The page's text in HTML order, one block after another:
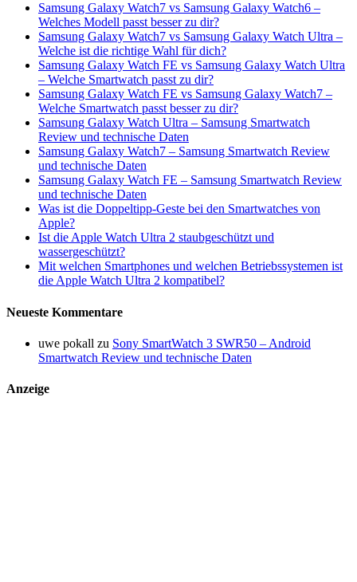
Samsung Galaxy Watch7 vs Samsung Galaxy Watch6 –
Welches Modell passt besser zu dir?
Samsung Galaxy Watch7 vs Samsung Galaxy Watch Ultra –
Welche ist die richtige Wahl für dich?
Samsung Galaxy Watch FE vs Samsung Galaxy Watch Ultra
– Welche Smartwatch passt zu dir?
Samsung Galaxy Watch FE vs Samsung Galaxy Watch7 –
Welche Smartwatch passt besser zu dir?
Samsung Galaxy Watch Ultra – Samsung Smartwatch
Review und technische Daten
Samsung Galaxy Watch7 – Samsung Smartwatch Review
und technische Daten
Samsung Galaxy Watch FE – Samsung Smartwatch Review
und technische Daten
Was ist die Doppeltipp-Geste bei den Smartwatches von
Apple?
Ist die Apple Watch Ultra 2 staubgeschützt und
wassergeschützt?
Mit welchen Smartphones und welchen Betriebssystemen ist
die Apple Watch Ultra 2 kompatibel?
Neueste Kommentare
uwe pokall zu Sony SmartWatch 3 SWR50 – Android
Smartwatch Review und technische Daten
Anzeige